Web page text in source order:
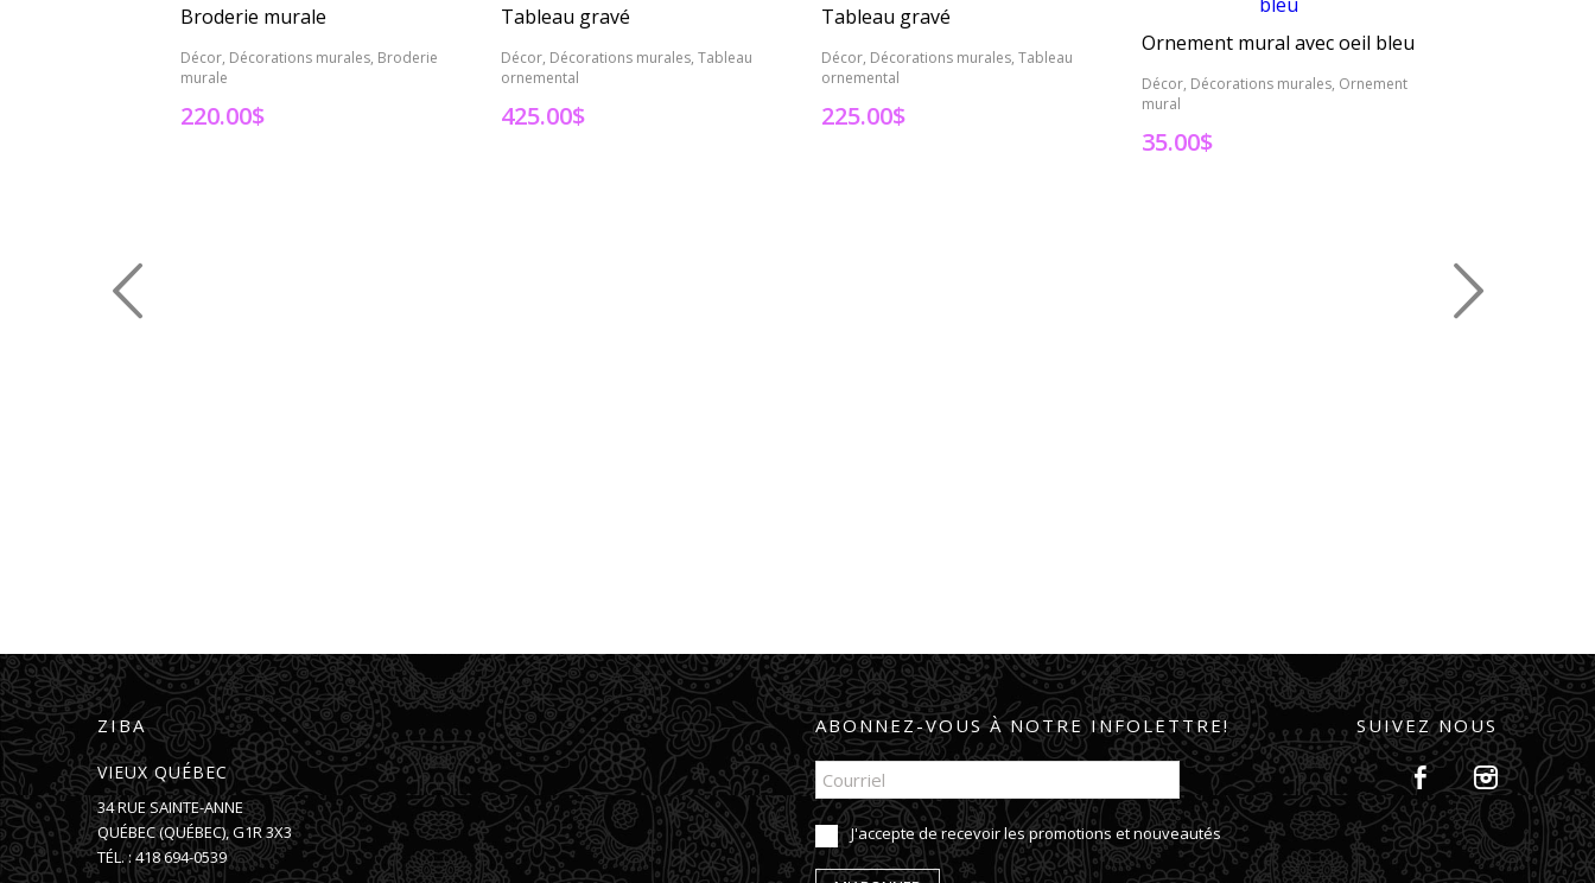
Broderie murale
Décor, Décorations murales, Broderie
murale
220.00$
Tableau gravé
Décor, Décorations murales, Tableau
ornemental
425.00$
Tableau gravé
Décor, Décorations murales, Tableau
ornemental
225.00$
Ornement mural avec oeil bleu
Décor, Décorations murales, Ornement
mural
35.00$
ZIBA
VIEUX QUÉBEC
34 RUE SAINTE-ANNE
QUÉBEC(QUÉBEC),G1R 3X3
TÉL. :418 694-0539
ABONNEZ-VOUS À NOTRE INFOLETTRE!
J'accepte de recevoir les promotions et nouveautés
SUIVEZ NOUS